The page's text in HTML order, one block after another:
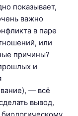
показывает,
важно
в паре
или
причины?
и
— всё
вывод,
биологическому